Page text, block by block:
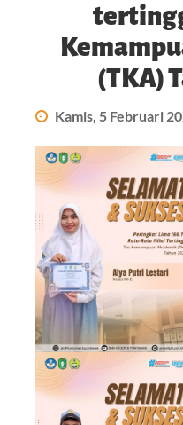
(TKA)
Kamis, 5 Februari